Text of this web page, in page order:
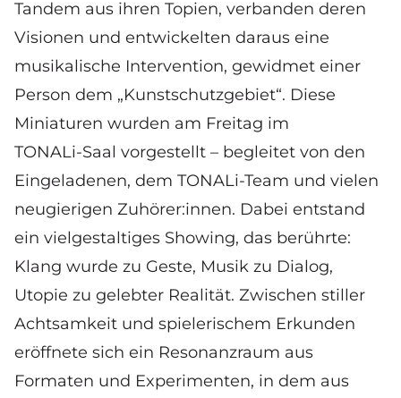
Tandem aus ihren Topien, verbanden deren
Visionen und entwickelten daraus eine
musikalische Intervention, gewidmet einer
Person dem „Kunstschutzgebiet“. Diese
Miniaturen wurden am Freitag im
TONALi‑Saal vorgestellt – begleitet von den
Eingeladenen, dem TONALi‑Team und vielen
neugierigen Zuhörer:innen. Dabei entstand
ein vielgestaltiges Showing, das berührte:
Klang wurde zu Geste, Musik zu Dialog,
Utopie zu gelebter Realität. Zwischen stiller
Achtsamkeit und spielerischem Erkunden
eröffnete sich ein Resonanzraum aus
Formaten und Experimenten, in dem aus